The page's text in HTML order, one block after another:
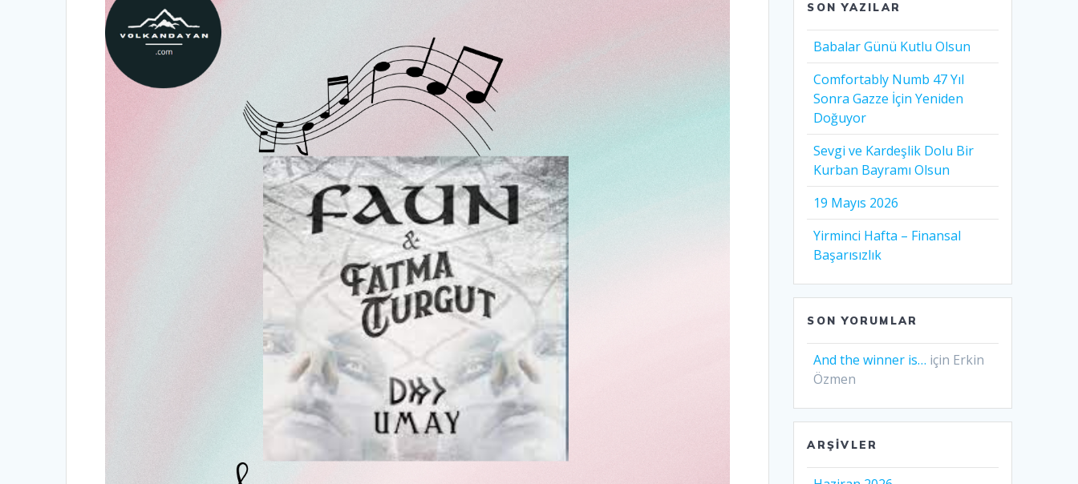
SON YAZILAR
Babalar Günü Kutlu Olsun
Comfortably Numb 47 Yıl
Sonra Gazze İçin Yeniden
Doğuyor
Sevgi ve Kardeşlik Dolu Bir
Kurban Bayramı Olsun
19 Mayıs 2026
Yirminci Hafta – Finansal
Başarısızlık
SON YORUMLAR
And the winner is… için Erkin
Özmen
ARŞIVLER